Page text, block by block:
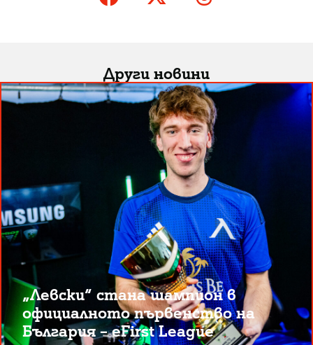
Други новини
„Левски“ стана шампион в
официалното първенство на
България – eFirst League